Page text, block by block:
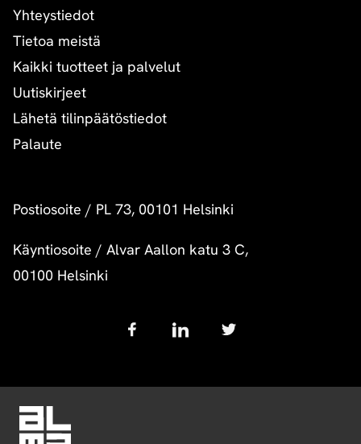
Yhteystiedot
Tietoa meistä
Kaikki tuotteet ja palvelut
Uutiskirjeet
Lähetä tilinpäätöstiedot
Palaute
Postiosoite / PL 73, 00101 Helsinki
Käyntiosoite / Alvar Aallon katu 3 C,
00100 Helsinki